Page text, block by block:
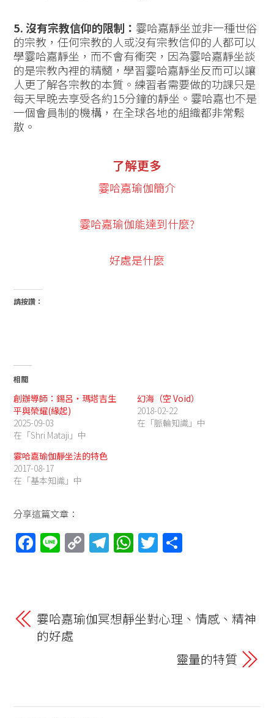
5. 沒有宗教信仰的限制： 霎哈嘉靜坐並非一種世俗
的宗教，任何宗教的人或沒有宗教信仰的人都可以
學霎哈嘉靜坐，而不會有衝突，因為霎哈嘉靜坐談
的是宗教內裡的精髓，學習霎哈嘉靜坐反而可以讓
人更了解各宗教的本質。練習者需要做的功課只是
每天早晚去享受各約15分鐘的靜坐。霎哈嘉也不是
一個會員制的機構，在全球各地的組織都非常鬆
散。
了解更多
霎哈嘉瑜伽簡介
霎哈嘉瑜伽能達到什麼?
好處是什麼
請按讚：
相關
創辦導師：錫呂‧瑪塔吉生
平與榮耀(緣起)
2025-09-03
在「Shri Mataji」中
幻海（空 Void）
2018-02-22
在「脈輪知識」中
霎哈嘉瑜伽靜坐法的特色
2017-08-17
在「基本知識」中
分享這篇文章：
F
a
o
o
Li
n
C
o
Li
T
el
a
W
h
A
T
w
霎哈嘉瑜伽冥想靜坐對心理、情感、精神
的好處
靈量的特質